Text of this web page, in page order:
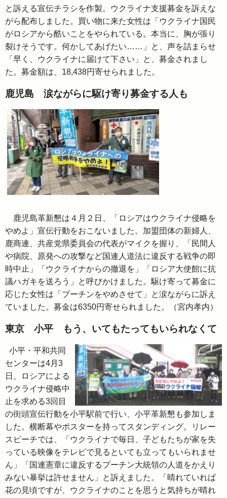
と訴える宣伝チラシを作製。ウクライナ支援募金を訴えな
がら配布しました。買い物に来た女性は「ウクライナ国民
がロシアから酷いことをやられている。本当に、胸が張り
裂けそうです。何かしてあげたい……」と、声を詰まらせ
「早く、ウクライナに届けて下さい」と、募金されまし
た。募金額は、18,438円寄せられました。
鹿児島 涙ながらに駆け寄り募金する人も
鹿児島革新懇は４月２日、「ロシアはウクライナ侵略を
やめよ」宣伝行動をおこないました。加盟団体の新婦人、
鹿商連、共産党県委員会の代表がマイクを握り、「民間人
や病院、原発への攻撃など国連人道法に違反する戦争の即
時中止」「ウクライナからの撤退を」「ロシア大使館に抗
議ハガキを送ろう」と呼びかけました。駆け寄って募金に
応じた女性は「プーチンをやめさせて」と涙ながらに訴え
ていました。募金は6350円寄せられました。（宮内孝内）
東京 小平 もう、いてもたってもいられなくて
小平・平和共同
センターは4月3
日、ロシアによる
ウクライナ侵略中
止を求める3回目
の街頭宣伝行動を小平駅前で行い、小平革新懇も参加しま
した。横断幕やポスターを持ってスタンディング。リレー
スピーチでは、「ウクライナで毎日、子どもたちが家を失
っている映像をテレビで見るといても立ってもいられませ
ん」「国連憲章に違反するプーチン大統領の人道をかえり
みない暴挙は許せません」と訴えました。「晴れていれば
花の見頃ですが、ウクライナのことを思うと気持ちが晴れ